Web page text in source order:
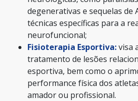
degenerativas e sequelas de
técnicas específicas para a
neurofuncional;
Fisioterapia Esportiva:visa
tratamento de lesões
esportiva, bem como o
performance física dos
amador ou profissional.